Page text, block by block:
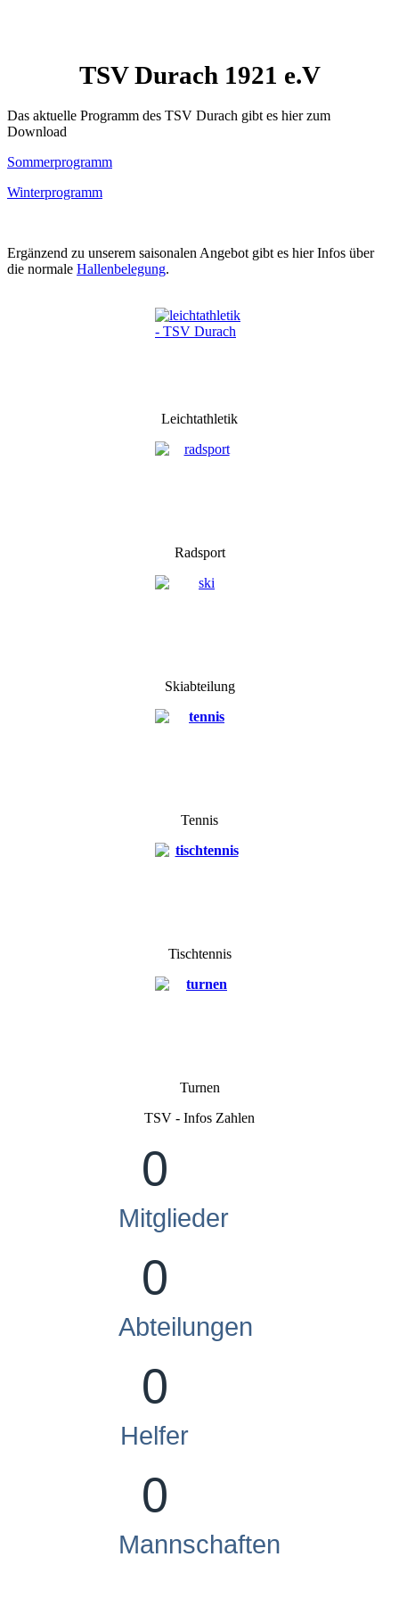
TSVDurach 1921 e.V
Das aktuelle Programm des TSV Durach gibt es hier zum
Download
Sommerprogramm
Winterprogramm
Ergänzend zu unserem saisonalen Angebot gibt es hier Infos über
die normale Hallenbelegung.
Leichtathletik
Radsport
Skiabteilung
Tennis
Tischtennis
Turnen
TSV - Infos Zahlen
0
Mitglieder
0
Abteilungen
0
Helfer
0
Mannschaften